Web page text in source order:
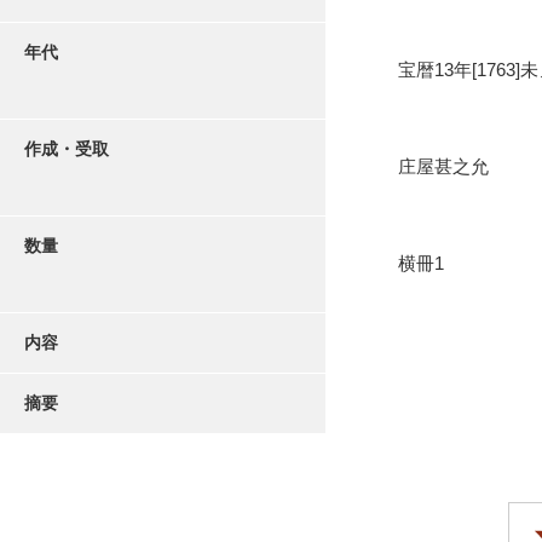
年代
宝暦13年[1763]
作成・受取
庄屋甚之允
数量
横冊1
内容
摘要